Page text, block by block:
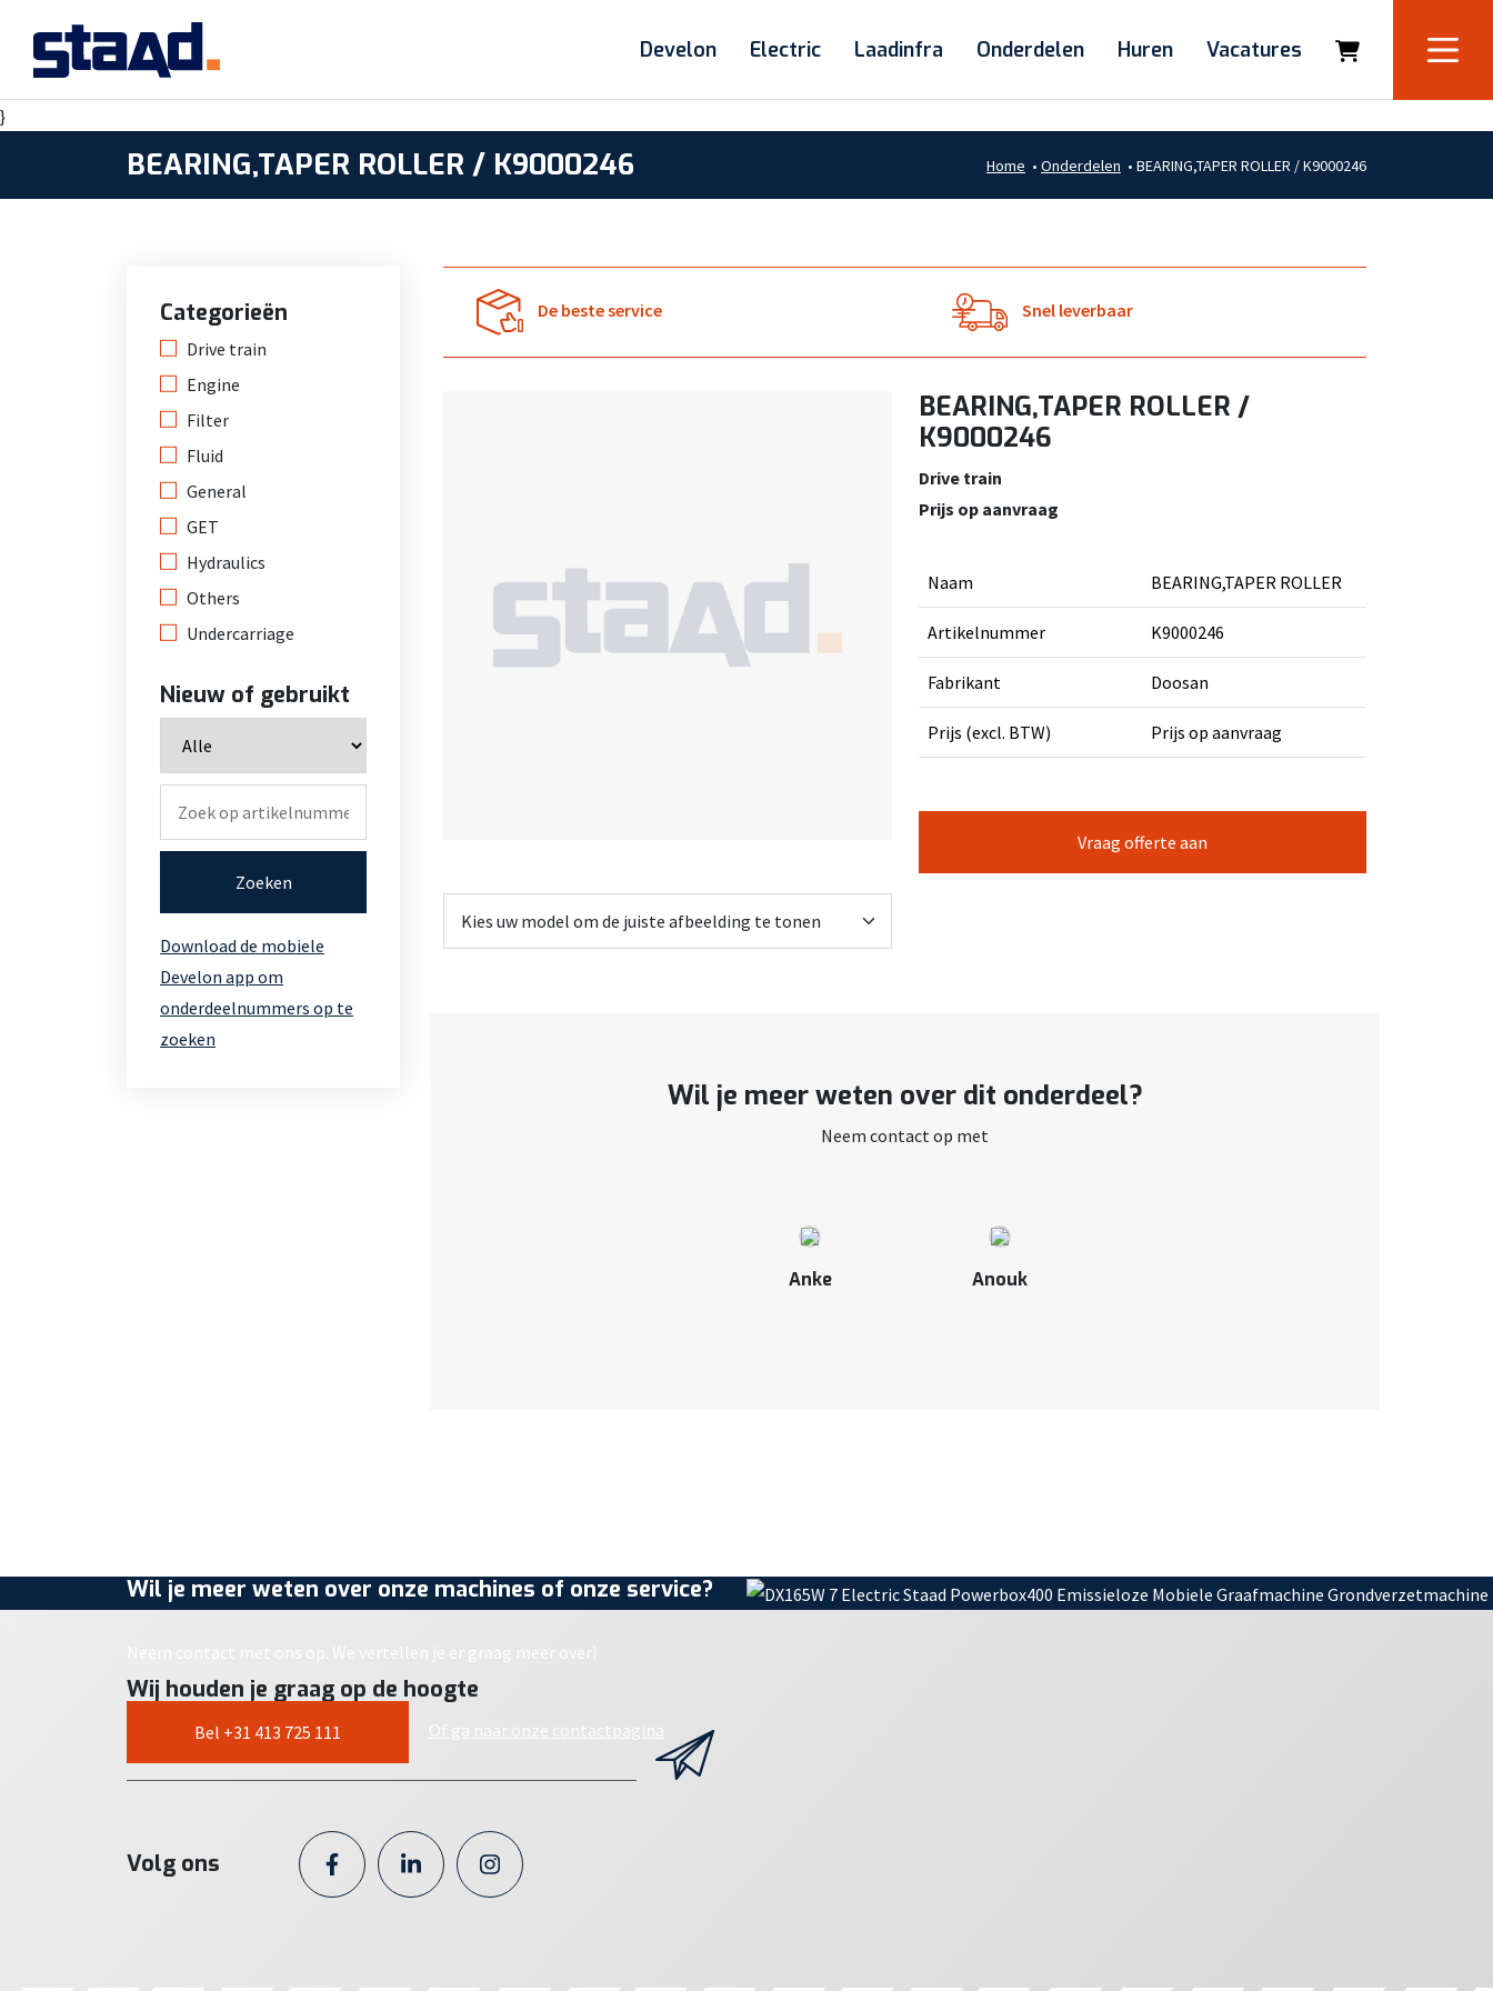
Develon Electric Laadinfra Onderdelen Huren Vacatures
}
BEARING,TAPER ROLLER / K9000246 Home • Onderdelen • BEARING,TAPER ROLLER / K9000246
Categorieën
Drive train
Engine
Filter
Fluid
General
GET
Hydraulics
Others
Undercarriage
Nieuw of gebruikt
Zoeken
Download de mobiele
Develon app om
onderdeelnummers op te
zoeken
De beste service Snel leverbaar
BEARING,TAPER ROLLER /
K9000246
Drive train
Prijs op aanvraag
Naam BEARING,TAPER ROLLER
Artikelnummer K9000246
Fabrikant Doosan
Prijs (excl. BTW) Prijs op aanvraag
Vraag offerte aan
Wil je meer weten over dit onderdeel?
Neem contact op met
Anke Anouk
Wil je meer weten over onze machines of onze service?
Neem contact met ons op. We vertellen je er graag meer over!
Bel +31 413 725 111 Of ga naar onze contactpagina
Wij houden je graag op de hoogte
Volg ons